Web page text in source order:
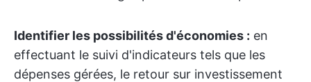
Identifier les possibilités d'économies : en
effectuant le suivi d'indicateurs tels que les
dépenses gérées, le retour sur investissement